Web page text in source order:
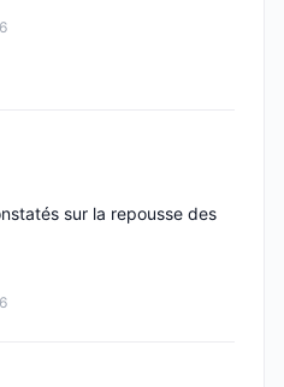
sur la repousse des